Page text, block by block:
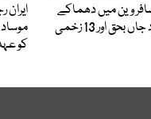
وین میں دھماکے
کو